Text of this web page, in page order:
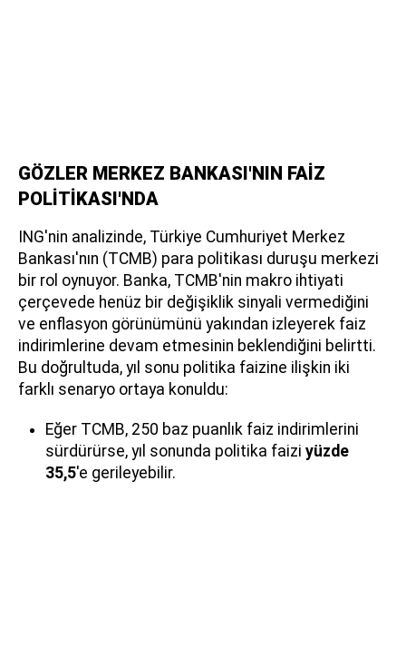
GÖZLER MERKEZ BANKASI'NIN FAİZ
POLİTİKASI'NDA
ING'nin analizinde, Türkiye Cumhuriyet Merkez
Bankası'nın (TCMB) para politikası duruşu merkezi
bir rol oynuyor. Banka, TCMB'nin makro ihtiyati
çerçevede henüz bir değişiklik sinyali vermediğini
ve enflasyon görünümünü yakından izleyerek faiz
indirimlerine devam etmesinin beklendiğini belirtti.
Bu doğrultuda, yıl sonu politika faizine ilişkin iki
farklı senaryo ortaya konuldu:
Eğer TCMB, 250 baz puanlık faiz indirimlerini
sürdürürse, yıl sonunda politika faizi yüzde
35,5'e gerileyebilir.